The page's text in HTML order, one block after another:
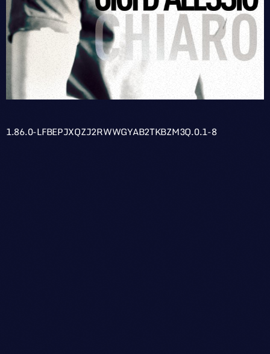
1.86.0-LFBEPJXQZJ2RWWGYAB2TKBZM3Q.0.1-8